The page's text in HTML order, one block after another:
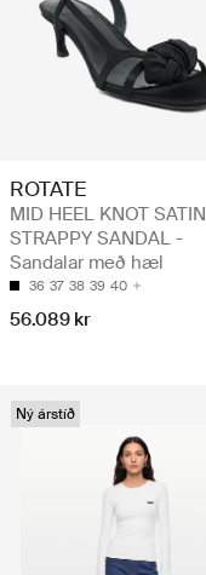
ROTATE
MID HEEL KNOT SATIN
STRAPPY SANDAL -
Sandalar með hæl
36 37 38 39 40
56.089 kr
Ný árstíð